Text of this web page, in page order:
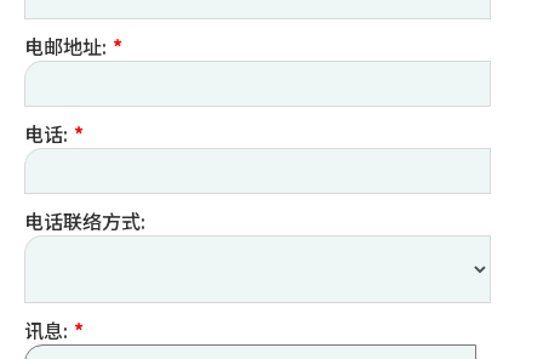
电邮地址: *
电话: *
电话联络方式:
讯息: *